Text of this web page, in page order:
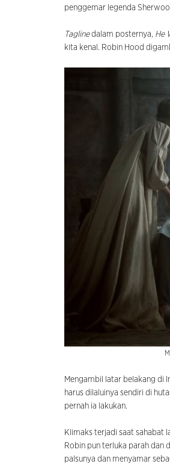
penggemar legenda
Taglinedalam posternya, He
kita kenal. Robin Hood
Mengambil latar belakang di
harus dilaluinya sendiri di
pernah ia lakukan.
Klimaks terjadi saat sahabat
Robin pun terluka parah dan
palsunya dan menyamar